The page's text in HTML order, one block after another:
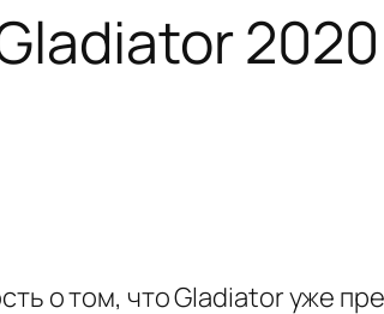
2020
о том, что Gladiator уже